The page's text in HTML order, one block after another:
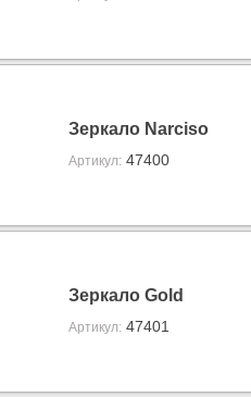
Зеркало Narciso
Артикул: 47400
Зеркало Gold
Артикул: 47401